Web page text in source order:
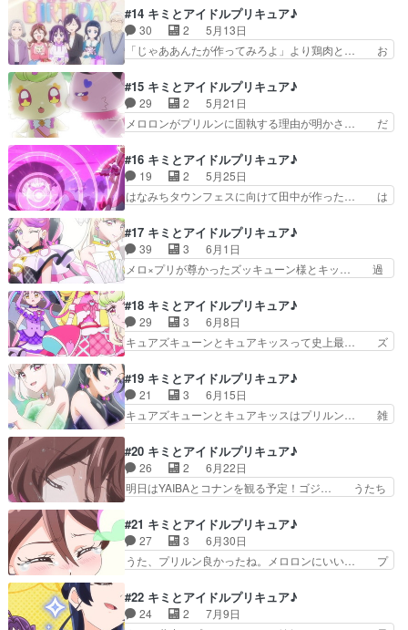
ロン加入。田中面識ないのか… プニルンってメス
だったのかよ……新しい妖… あなたに逢いたく
て。OPにはずっと出てい…
は球技大会回だった影響か足首のくびれ… 同級生
わかばの恋を応援するために球技大会… まっすぐ
迷いなくプリキュアを応援するプリ… 鼻ちょうち
んって実物見た事ないけど表現と… まぁ中学生な
る程の売れ筋商品、キラキラ… 今回はバレーボー
ル型クラヤミンダーのデザ… 「なんだかかわいく
なってる」というより「…
#14 キミとアイドルプリキュア♪
30 2
5月13日
「じゃああんたが作ってみろよ」より鶏肉と… お
は母の日でもあり、こころの誕生日回と… 母の日
がテーマになっていてこころのお母さ… こころち
ゃんピーマン肉詰め好きな設定見て… こころ、母
の日と重なっていたからとは言え… お母さんへ～
お父さんの話直接的な説明な… 〜こころからのメ
ッセージ〜(制作:東映ア… ・わんだふるぷりきゅ
あ！を本日は視聴しま…
#15 キミとアイドルプリキュア♪
29 2
5月21日
メロロンがプリルンに固執する理由が明かさ… だ
たまメロメロ大作戦メロ〜！を見ている… 今日見
たアニメ（5/21）・Summer… 一緒にメロロンに
めろめろになっちゃお待機… プリルンがうたと親
密な関係にあることに嫉… とてもおもしろかった
躍に元気をもらった… カッティーさんのもうダメ
だ具合とメロロン… メロロンの重さよ……。ガリ
ュードみたいな…
#16 キミとアイドルプリキュア♪
19 2
5月25日
はなみちタウンフェスに向けて田中が作った… は
ED直前、メロロンがハートキラリロッ… プリル
ンの可愛さと健気さがあふれる回でし… ・プリル
ンの違法アップロード、ここまで頻… キラキラン
ドに戻るプリ！プリルンもアイド… そして早くも
BELIEVER。ついにアイドルプリ… じゃあ違法ア
ップロードしても大してお咎め… CM以来に仕事
のオファー来た（1クールに…
#17 キミとアイドルプリキュア♪
39 3
6月1日
メロ×プリが尊かったズッキューン様とキッ… 過
キランドへレッツゴー！今回めっちゃ泣… なんて
せつないお話なんだ。メロロンの涙で… プリルン
も良かったけど、やっぱメロロンの… うたたちの
力になりたいと思ったプリルンは… プリメロの自
ラネプである→いいえカレー… 缶ビール500mlを
片手にもちズキューン… カッティーさんの浄化役
がズキュキスでその…
#18 キミとアイドルプリキュア♪
29 3
6月8日
キュアズキューンとキュアキッスって史上最… ズ
アズッキューンに夢中になり頭から離れ… 完全に
ズキューンに惚れてしまったうたちゃ… 研究会の
絡みでみことちゃんとこころちゃん… ズキュキス
が話の中心だけどズキューンされ… 徐々に明らか
ンにズキューンされてしまっ… すごく大人っぽい
追加戦士がきたなー、意外… 「記憶をなくした人
もいるわ！」（なお人で…
#19 キミとアイドルプリキュア♪
21 3
6月15日
キュアズキューンとキュアキッスはプリルン… 雑
のギャグ展開からのラストのシリアスに… ついに
来たツイン変身シーン！！！そして裸… 前半は明
るく楽しいのにラストのプリルンで… プリルンの
元の姿を見るたびに､悲鳴をあげ… ズキューンと
空気が漂ってますけど。対象… プリルン…分かっ
ちゃいたけど完全に記憶忘… 富竹ポジションのキ
ャラか？と思ったらフリ…
#20 キミとアイドルプリキュア♪
26 2
6月22日
明日はYAIBAとコナンを観る予定！ゴジ… うたち
殴られたり蹴られたりを漫画的な光… 正式にうた
達のことをプリルンが忘れている… うたちゃんと
の思い出を完全忘却したプリル… ズキュキスの真
相が一部説明された回だけど… 話の整理がされ幼
てもらうため思い出探し… 危ない……今日の分を
投稿する前に寝るとこ… 思い出さがしのピクニッ
#21 キミとアイドルプリキュア♪
27 3
6月30日
うた、プリルン良かったね。メロロンにいい… プ
がとうございました。無事沼に浸かりま… 諦めな
いでプリルンにうたが歌って途中から… プリルン
とこれからの思い出を作っていこう… 号泣するう
#22 キミとアイドルプリキュア♪
24 2
7月9日